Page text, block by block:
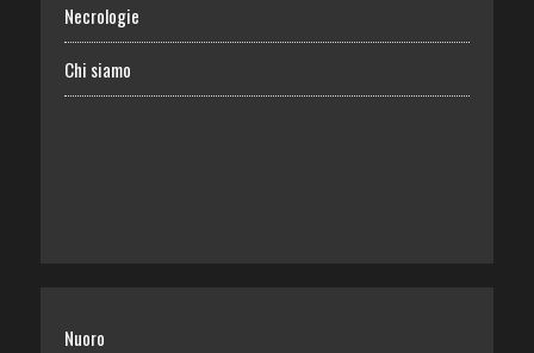
Necrologie
Chi siamo
Nuoro